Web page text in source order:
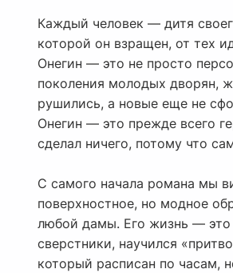
Каждый человек — дитя
которой он взращен, от тех
Онегин — это не просто
поколения молодых дворян,
рушились, а новые еще не
Онегин — это прежде всего
сделал ничего, потому что
С самого начала романа мы
поверхностное, но модное
любой дамы. Его жизнь — это
сверстники, научился
который расписан по часам,